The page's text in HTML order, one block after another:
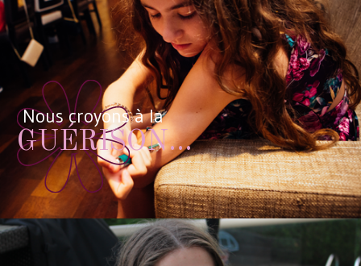
Nous croyons à la
GUÉRISON...